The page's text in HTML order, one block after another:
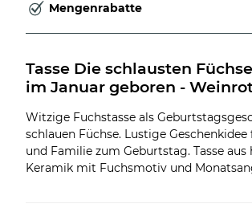
Mengenrabatte
Tasse Die schlausten
im Januar geboren -
Witzige Fuchstasse als
schlauen Füchse. Lustige
und Familie zum Geburtstag. Tasse
Keramik mit Fuchsmotiv und